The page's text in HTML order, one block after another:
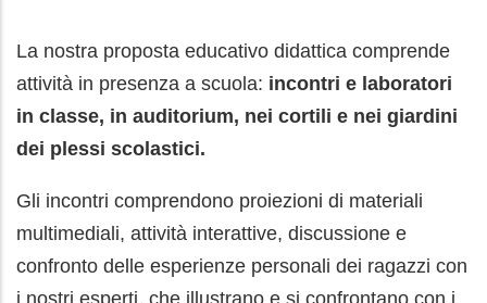
La nostra proposta educativo didattica comprende
attività in presenza a scuola: incontri e laboratori
in classe, in auditorium, nei cortili e nei giardini
dei plessi scolastici.
Gli incontri comprendono proiezioni di materiali
multimediali, attività interattive, discussione e
confronto delle esperienze personali dei ragazzi con